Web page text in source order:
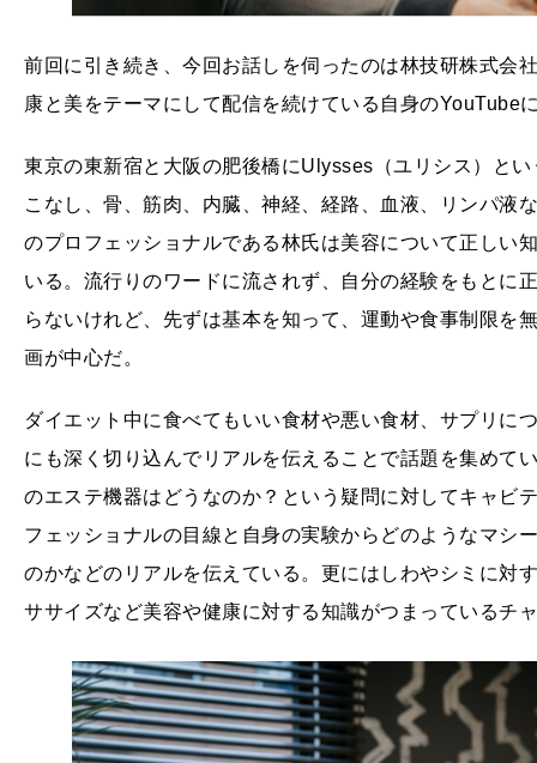
前回に引き続き、今回お話しを伺ったのは林技研株式会
康と美をテーマにして配信を続けている自身のYouTube
東京の東新宿と大阪の肥後橋にUlysses（ユリシス）と
こなし、骨、筋肉、内臓、神経、経路、血液、リンパ液
のプロフェッショナルである林氏は美容について正しい
いる。流行りのワードに流されず、自分の経験をもとに
らないけれど、先ずは基本を知って、運動や食事制限を
画が中心だ。
ダイエット中に食べてもいい食材や悪い食材、サプリに
にも深く切り込んでリアルを伝えることで話題を集めて
のエステ機器はどうなのか？という疑問に対してキャビ
フェッショナルの目線と自身の実験からどのようなマシ
のかなどのリアルを伝えている。更にはしわやシミに対
ササイズなど美容や健康に対する知識がつまっているチ